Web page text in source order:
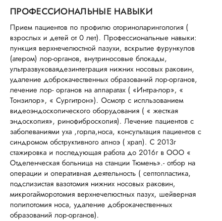
ПРОФЕССИОНАЛЬНЫЕ НАВЫКИ
Прием пациентов по профилю оториноларингология (
взрослых и детей от 0 лет). Профессиональные навыки:
пункция верхнечелюстной пазухи, вскрытие фурункулов
(атером) лор-органов, внутриносовые блокады,
ультразвуковаядезинтеграция нижних носовых раковин,
удаление доброкачественных образований лор-органов,
лечение лор- органов на аппаратах ( «Интра-лор», «
Тонзилор», « Сургитрон»). Осмотр с испльзованием
видеоэндоскопического оборудования ( « жесткая
эндоскопия», ринофиброскопия). Лечение пациентов с
заболеваниями уха ,горла,носа, консультация пациентов с
синдромом обструктивного апноэ ( храп). С 2013г
стажировка и последующая работа до 2016г в ООО «
Отделенческая больница на станции Тюмень».- отбор на
операции и оперативная деятельность ( септопластика,
подслизистая вазотомия нижних носовых раковин,
микрогайморотомия верхнечелюстных пазух, шейверная
полипотомия носа, удаление доброкачественных
образований лор-органов).